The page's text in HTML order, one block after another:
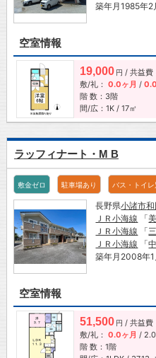
築年月1985年2
空室情報
19,000 円 / 共益費
敷/礼： 0.0ヶ月 /
階 数：3階
間/広：1K / 17㎡
ラッフィナート・M B
敷金ゼロ 駐車場あり バス・トイレ
長野県小諸市和
ＪＲ小海線 「
ＪＲ小海線 「
ＪＲ小海線 「
築年月2008年1
空室情報
51,500 円 / 共益費
敷/礼： 0.0ヶ月 /
階 数：1階